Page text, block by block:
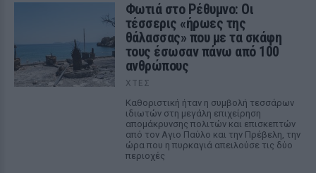
Φωτιά στο Ρέθυμνο: Οι
τέσσερις «ήρωες της
θάλασσας» που με τα σκάφη
τους έσωσαν πάνω από 100
ανθρώπους
ΧΤΕΣ
Καθοριστική ήταν η συμβολή τεσσάρων
ιδιωτών στη μεγάλη επιχείρηση
απομάκρυνσης πολιτών και επισκεπτών
από τον Αγιο Παύλο και την Πρέβελη, την
ώρα που η πυρκαγιά απειλούσε τις δύο
περιοχές